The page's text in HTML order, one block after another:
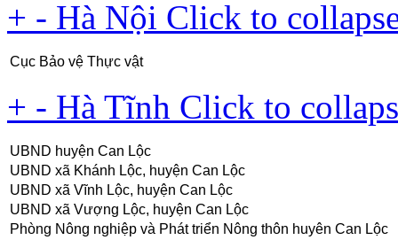
+ - Hà Nội Click to
Cục Bảo vệ Thực vật
+ - Hà Tĩnh Click to
UBND huyện Can Lộc
UBND xã Khánh Lộc, huyện Can Lộc
UBND xã Vĩnh Lộc, huyện Can Lộc
UBND xã Vượng Lộc, huyện Can Lộc
Phòng Nông nghiệp và Phát triển Nông thôn huyên Can Lộc